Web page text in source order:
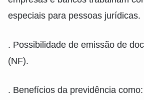
especiais para pessoas jurídicas.
. Possibilidade de emissão de
(NF).
. Benefícios da previdência